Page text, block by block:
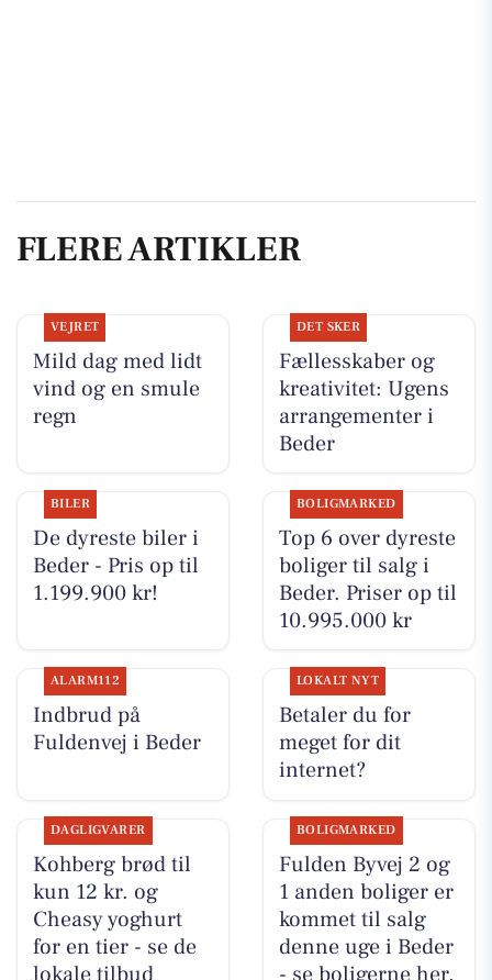
FLERE ARTIKLER
VEJRET
Mild dag med lidt
vind og en smule
regn
DET SKER
Fællesskaber og
kreativitet: Ugens
arrangementer i
Beder
BILER
De dyreste biler i
Beder - Pris op til
1.199.900 kr!
BOLIGMARKED
Top 6 over dyreste
boliger til salg i
Beder. Priser op til
10.995.000 kr
ALARM112
Indbrud på
Fuldenvej i Beder
LOKALT NYT
Betaler du for
meget for dit
internet?
DAGLIGVARER
Kohberg brød til
kun 12 kr. og
Cheasy yoghurt
for en tier - se de
BOLIGMARKED
Fulden Byvej 2 og
1 anden boliger er
kommet til salg
denne uge i Beder